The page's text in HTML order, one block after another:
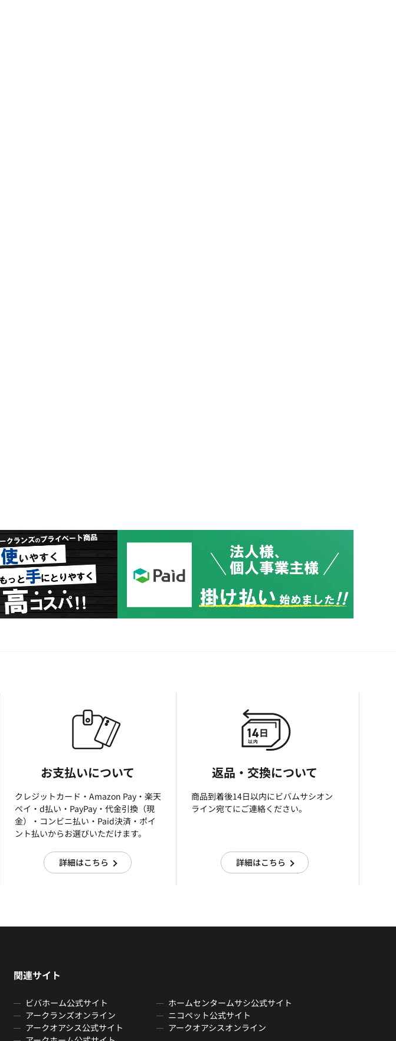
お支払いについて
クレジットカード・Amazon Pay・楽天
ぺイ・d払い・PayPay・代金引換（現
金）・コンビニ払い・Paid決済・ポイ
ント払いからお選びいただけます。
詳細はこちら
返品・交換について
商品到着後14日以内にビバムサシオン
ライン宛てにご連絡ください。
詳細はこちら
関連サイト
ビバホーム公式サイト
ホームセンタームサシ公式サイト
アークランズオンライン
ニコペット公式サイト
アークオアシス公式サイト
アークオアシスオンライン